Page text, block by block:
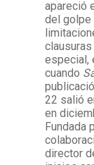
apareció
del golpe
especial,
cuando
22 salió
en
Fundada
director